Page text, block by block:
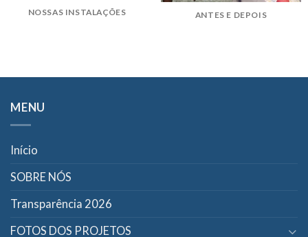
NOSSAS INSTALAÇÕES ANTES E DEPOIS
MENU
Início
SOBRE NÓS
Transparência 2026
FOTOS DOS PROJETOS